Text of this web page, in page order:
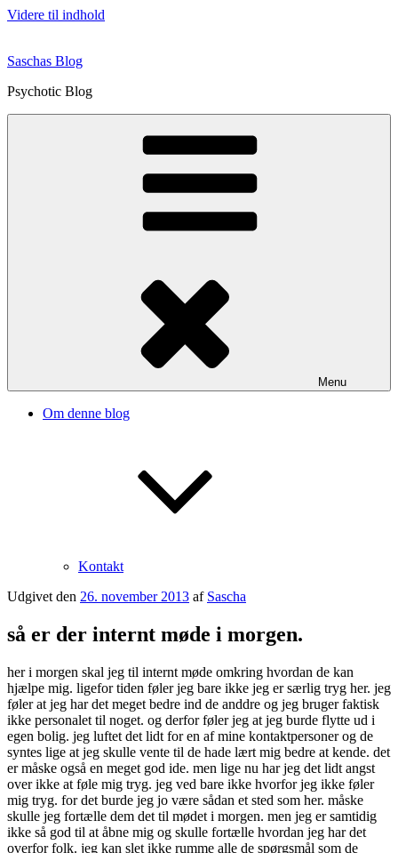
Videre til indhold
Saschas Blog
Psychotic Blog
Menu
Om denne blog
Kontakt
Udgivet den 26. november 2013 af Sascha
så er der internt møde i morgen.
her i morgen skal jeg til internt møde omkring hvordan de kan
hjælpe mig. ligefor tiden føler jeg bare ikke jeg er særlig tryg her. jeg
føler at jeg har det meget bedre ind de anddre og jeg bruger faktisk
ikke personalet til noget. og derfor føler jeg at jeg burde flytte ud i
egen bolig. jeg luftet det lidt for en af mine kontaktpersoner og de
syntes lige at jeg skulle vente til de hade lært mig bedre at kende. det
er måske også en meget god ide. men lige nu har jeg det lidt angst
over ikke at føle mig tryg. jeg ved bare ikke hvorfor jeg ikke føler
mig tryg. for det burde jeg jo være sådan et sted som her. måske
skulle jeg fortælle dem det til mødet i morgen. men jeg er samtidig
ikke så god til at åbne mig og skulle fortælle hvordan jeg har det
overfor folk. jeg kan slet ikke rumme alle de spørgsmål som de